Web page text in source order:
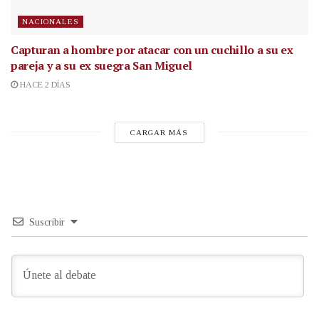
NACIONALES
Capturan a hombre por atacar con un cuchillo a su ex
pareja y a su ex suegra San Miguel
HACE 2 DÍAS
CARGAR MÁS
Suscribir